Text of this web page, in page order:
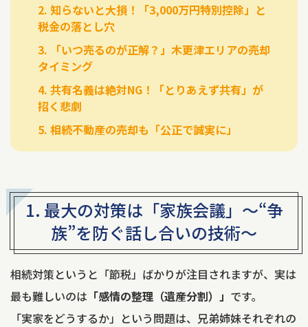
2. 知らないと大損！「3,000万円特別控除」と
税金の落とし穴
3. 「いつ売るのが正解？」木更津エリアの売却
タイミング
4. 共有名義は絶対NG！「とりあえず共有」が
招く悲劇
5. 相続不動産の売却も「公正で誠実に」
1. 最大の対策は「家族会議」 ～“争
族”を防ぐ話し合いの技術～
相続対策というと「節税」ばかりが注目されますが、実は
最も難しいのは 「感情の整理（遺産分割）」 です。
「実家をどうするか」という問題は、兄弟姉妹それぞれの